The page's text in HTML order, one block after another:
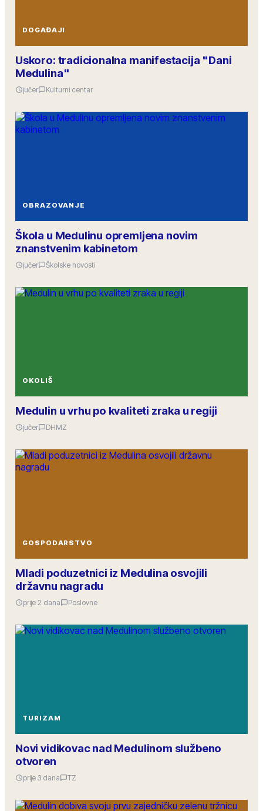
DOGAĐAJI
Uskoro: tradicionalna manifestacija "Dani
Medulina"
jučer Kulturni centar
OBRAZOVANJE
Škola u Medulinu opremljena novim
znanstvenim kabinetom
jučer Školske novosti
OKOLIŠ
Medulin u vrhu po kvaliteti zraka u regiji
jučer DHMZ
GOSPODARSTVO
Mladi poduzetnici iz Medulina osvojili
državnu nagradu
prije 2 dana Poslovne
TURIZAM
Novi vidikovac nad Medulinom službeno
otvoren
prije 3 dana TZ